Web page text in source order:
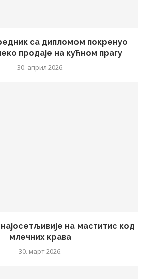
са дипломом покренуо
продаје на кућном прагу
30. април 2026.
на маститис код
млечних крава
30. март 2026.